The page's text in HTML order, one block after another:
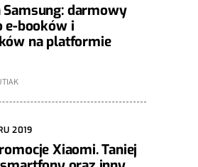
Samsung: darmowy
e-booków i
na platformie
2019
Xiaomi. Taniej